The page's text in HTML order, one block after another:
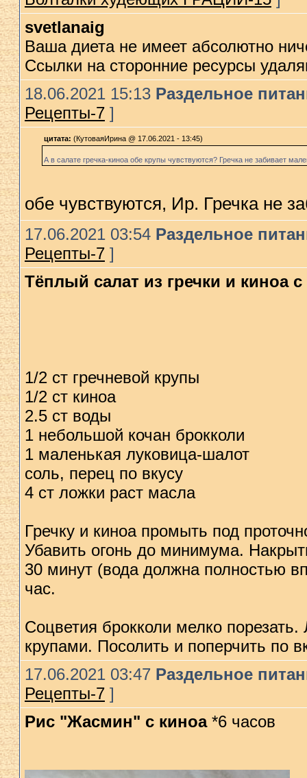
svetlanaig
Ваша диета не имеет абсолютно
Ссылки на сторонние ресурсы
18.06.2021 15:13 Раздельное
Рецепты-7]
цитата: (КутоваяИрина @ 17.06.2021 - 13:45)
А в салате гречка-киноа обе крупы чувствуются? Гречка не забивает
обе чувствуются, Ир. Гречка не
17.06.2021 03:54 Раздельное
Рецепты-7]
Тёплый салат из гречки и киноа
1/2 ст гречневой крупы
1/2 ст киноа
2.5 ст воды
1 небольшой кочан брокколи
1 маленькая луковица-шалот
соль, перец по вкусу
4 ст ложки раст масла
Гречку и киноа промыть под
Убавить огонь до минимума.
30 минут (вода должна полностью
час.
Соцветия брокколи мелко
крупами. Посолить и поперчить по
17.06.2021 03:47 Раздельное
Рецепты-7]
Рис "Жасмин" с киноа*6 часов